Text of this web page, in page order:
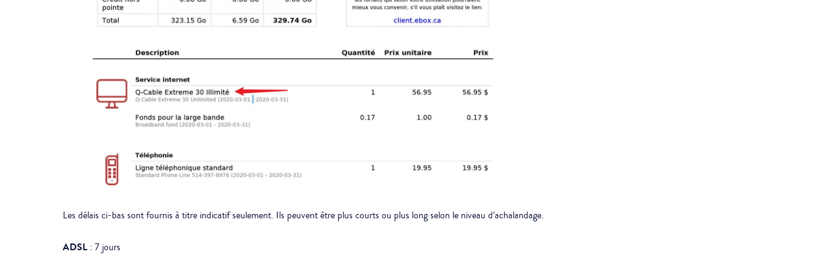
Les délais ci-bas sont fournis à titre indicatif seulement. Ils peuvent être plus courts ou plus long selon le niveau d’achalandage.
ADSL : 7 jours